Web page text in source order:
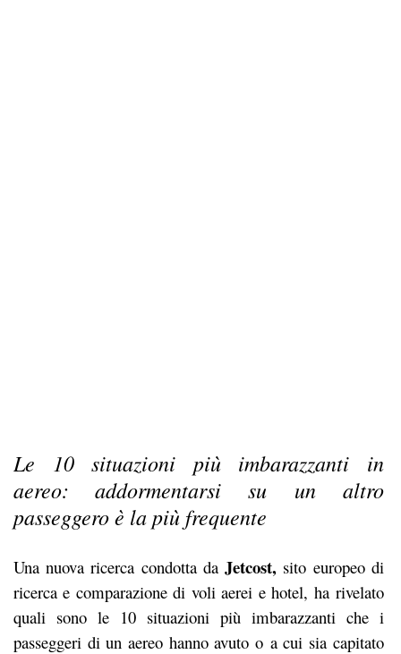
Le 10 situazioni più imbarazzanti in
aereo: addormentarsi su un altro
passeggero è la più frequente
Una nuova ricerca condotta daJetcost, sito europeo di
ricerca e comparazione di voli aerei e hotel, ha rivelato
quali sono le 10 situazioni più imbarazzanti che i
passeggeri di un aereo hanno avuto o a cui sia capitato